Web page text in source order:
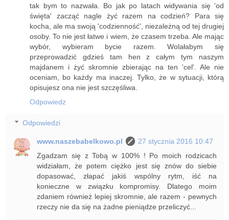
tak bym to nazwała. Bo jak po latach widywania się 'od
święta' zacząć nagle żyć razem na codzień? Para się
kocha, ale ma swoją 'codzienność', niezależną od tej drugiej
osoby. To nie jest łatwe i wiem, że czasem trzeba. Ale mając
wybór, wybieram bycie razem. Wolałabym się
przeprowadzić gdzieś tam hen z całym tym naszym
majdanem i żyć skromnie zbierając na ten 'cel'. Ale nie
oceniam, bo każdy ma inaczej. Tylko, że w sytuacji, którą
opisujesz ona nie jest szczęśliwa.
Odpowiedz
Odpowiedzi
www.naszebabelkowo.pl
27 stycznia 2016 10:47
Zgadzam się z Tobą w 100% ! Po moich rodzicach
widziałam, że potem ciężko jest się znów do siebie
dopasować, złapać jakiś wspólny rytm, iść na
konieczne w związku kompromisy. Dlatego moim
zdaniem również lepiej skromnie, ale razem - pewnych
rzeczy nie da się na żadne pieniądze przeliczyć...